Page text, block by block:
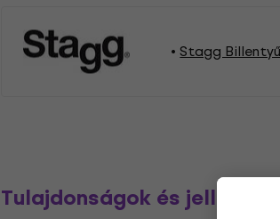
Stagg
Tulajdonságok és